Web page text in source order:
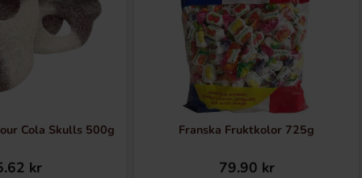
Cola Skulls 500g
kr
Franska Fruktkolor 725g
79.90 kr